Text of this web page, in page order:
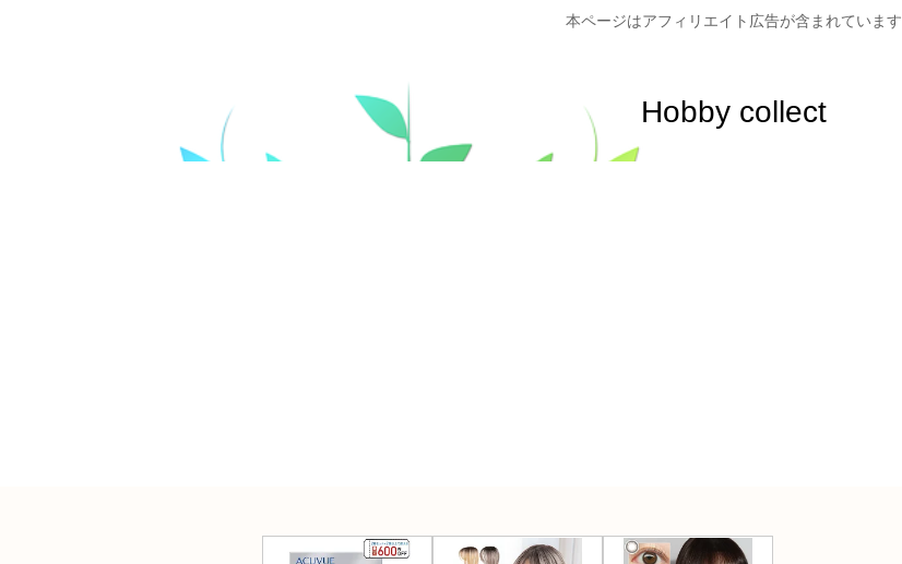
本ページはアフィリエイト広告が含まれています
Hobby collect